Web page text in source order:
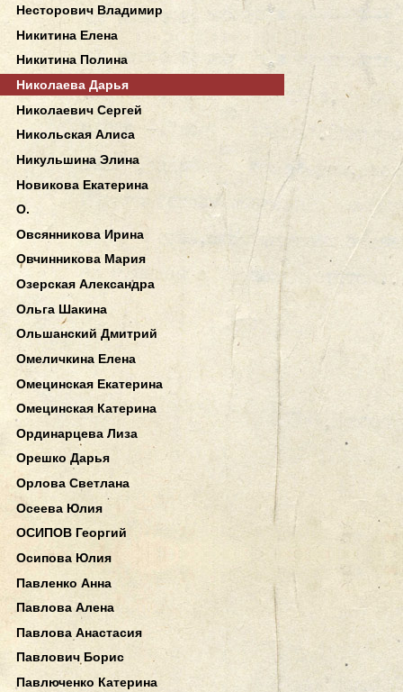
Несторович Владимир
Никитина Елена
Никитина Полина
Николаева Дарья
Николаевич Сергей
Никольская Алиса
Никульшина Элина
Новикова Екатерина
О.
Овсянникова Ирина
Овчинникова Мария
Озерская Александра
Ольга Шакина
Ольшанский Дмитрий
Омеличкина Елена
Омецинская Екатерина
Омецинская Катерина
Ординарцева Лиза
Орешко Дарья
Орлова Светлана
Осеева Юлия
ОСИПОВ Георгий
Осипова Юлия
Павленко Анна
Павлова Алена
Павлова Анастасия
Павлович Борис
Павлюченко Катерина